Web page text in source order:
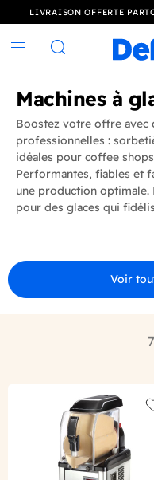
LIVRAISON OFFERTE
Rechercher
Machines à
Boostez votre offre avec
professionnelles :
idéales pour coffee
Performantes, fiables et
une production optimale.
pour des glaces qui
Voir